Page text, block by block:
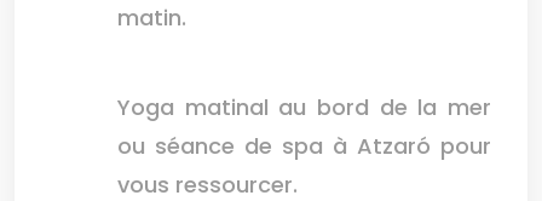
matin.
Yoga matinal au bord de la mer
ou séance de spa à Atzaró pour
vous ressourcer.